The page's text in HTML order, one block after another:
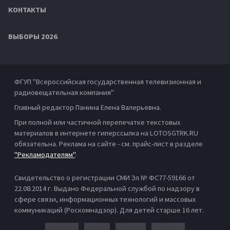
КОНТАКТЫ
ВЫБОРЫ 2026
ФГУП "Всероссийская государственная телевизионная и
радиовещательная компания"
Главный редактор Панина Елена Валерьевна.
При полной или частичной перепечатке текстовых
материалов в интернете гиперссылка на LOTOSGTRK.RU
обязательна. Реклама на сайте - см. прайс-лист в разделе
"Рекламодателям".
Свидетельство о регистрации СМИ Эл № ФС77-59166 от
22.08.2014 г. Выдано Федеральной службой по надзору в
сфере связи, информационных технологий и массовых
коммуникаций (Роскомнадзор). Для детей старше 16 лет.